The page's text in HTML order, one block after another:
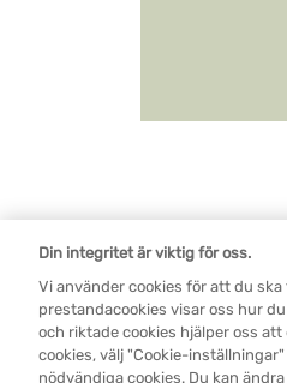
Din integritet är viktig för oss.
Vi använder cookies för att du
prestandacookies visar oss hur
och riktade cookies hjälper oss
cookies, välj "Cookie-
nödvändiga cookies. Du kan